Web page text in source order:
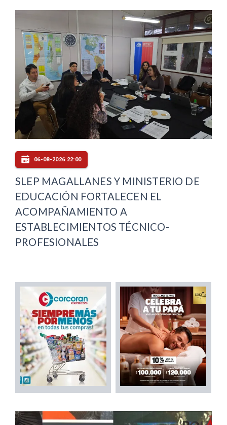
06-08-2026 22:00
SLEP MAGALLANES Y MINISTERIO DE
EDUCACIÓN FORTALECEN EL
ACOMPAÑAMIENTO A
ESTABLECIMIENTOS TÉCNICO-
PROFESIONALES